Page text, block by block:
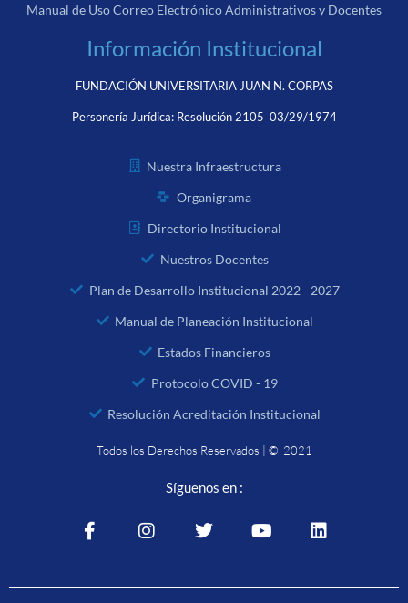
Manual de Uso Correo Electrónico Administrativos y Docentes
Información Institucional
FUNDACIÓN UNIVERSITARIA JUAN N. CORPAS
Personería Jurídica: Resolución 2105 03/29/1974
Nuestra Infraestructura
Organigrama
Directorio Institucional
Nuestros Docentes
Plan de Desarrollo Institucional 2022 - 2027
Manual de Planeación Institucional
Estados Financieros
Protocolo COVID - 19
Resolución Acreditación Institucional
Todos los Derechos Reservados | © 2021
Síguenos en :